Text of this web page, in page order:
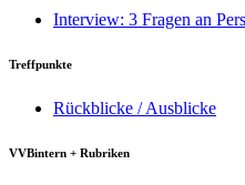
Interview: 3 Fragen an
Treffpunkte
Rückblicke / Ausblicke
VVBintern + Rubriken